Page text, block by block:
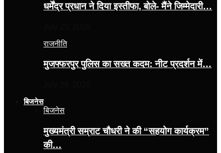
धर्मेंद्र प्रधान ने दिया इस्तीफा, बोले- मैंने जिम्मेदारी…
राजनीति
मुजफ्फरपुर पुलिस का सख्त कदम: नीट प्रदर्शन में…
बिजनेस
बिजनेस
मुख्यमंत्री सम्राट चौधरी ने की “सहयोग कार्यक्रम”
की…